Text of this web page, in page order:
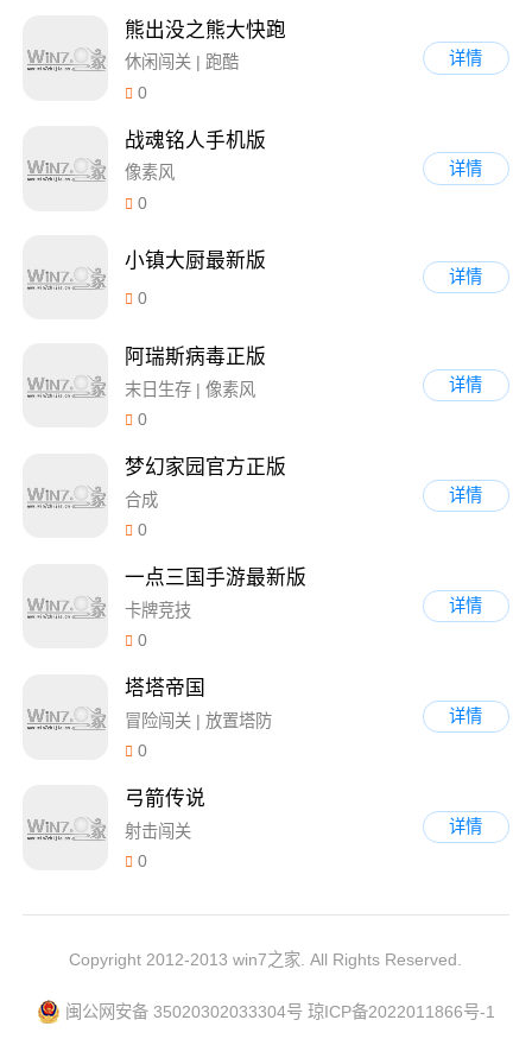
熊出没之熊大快跑
休闲闯关 | 跑酷
0
详情
战魂铭人手机版
像素风
0
详情
小镇大厨最新版
0
详情
阿瑞斯病毒正版
末日生存 | 像素风
0
详情
梦幻家园官方正版
合成
0
详情
一点三国手游最新版
卡牌竞技
0
详情
塔塔帝国
冒险闯关 | 放置塔防
0
详情
弓箭传说
射击闯关
0
详情
Copyright 2012-2013 win7之家. All Rights Reserved.
闽公网安备 35020302033304号 琼ICP备2022011866号-1